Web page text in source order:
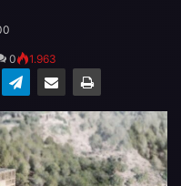
0 1.963
TelegramCompartir por email Imprimir